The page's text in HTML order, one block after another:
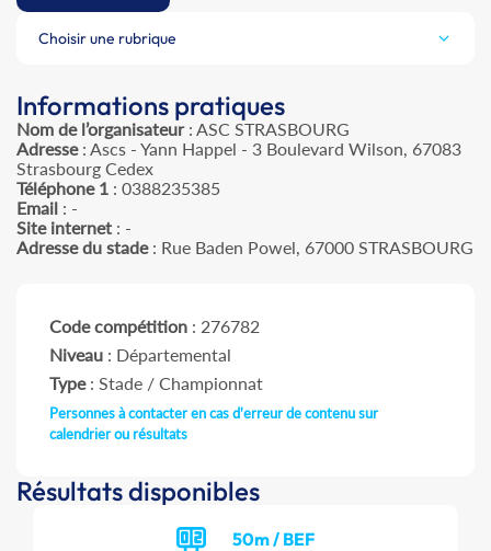
Choisir une rubrique
Informations pratiques
Nom de l’organisateur: ASC STRASBOURG
Adresse: Ascs - Yann Happel - 3 Boulevard Wilson, 67083
Strasbourg Cedex
Téléphone 1 : 0388235385
Email : -
Site internet : -
Adresse du stade: Rue Baden Powel, 67000 STRASBOURG
Code compétition : 276782
Niveau : Départemental
Type: Stade / Championnat
Personnes à contacter en cas d'erreur de contenu sur
calendrier ou résultats
Résultats disponibles
50m / BEF